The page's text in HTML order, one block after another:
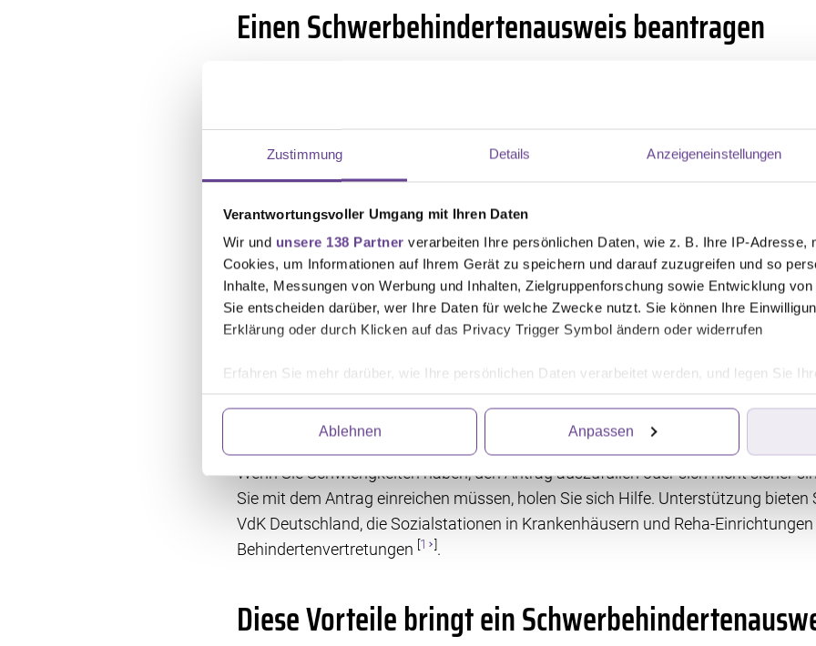
Zustimmung Details Anzeigeneinstellungen
Verantwortungsvoller Umgang mit Ihren Daten
Wir und unsere 138 Partner verarbeiten Ihre persönlichen Daten, wie z. B. Ihre IP-Adresse,
Cookies, um Informationen auf Ihrem Gerät zu speichern und darauf zuzugreifen und so
Inhalte, Messungen von Werbung und Inhalten, Zielgruppenforschung sowie Entwicklung
Sie entscheiden darüber, wer Ihre Daten für welche Zwecke nutzt. Sie können Ihre
Erklärung oder durch Klicken auf das Privacy Trigger Symbol ändern oder widerrufen
Erfahren Sie mehr darüber, wie Ihre persönlichen Daten verarbeitet werden, und legen Sie
Wir verwenden Dienste von Drittanbietern, die Informationen im Endgerät eines
abrufen. Anschließend verarbeiten wir die Informationen weiter. Dies alles hilft uns, unsere
und fortlaufend zu verbessern. Für die Speicherung, den Abruf und die Verarbeitung
Einwilligung können Sie mit Wirkung für die Zukunft widerrufen, indem Sie auf das runde Icon
klicken. Weitere Informationen finden Sie in unserer Datenschutzerklärung.
Ablehnen Anpassen
Einen Schwerbehindertenausweis beantragen
Schreiben oder über ein Antragsformular, das Sie bei vielen Versorgungsämtern
Antragsformular nutzen, weil es alle wichtigen Fragen abdeckt, welche die
Wichtig: Nennen Sie nicht nur die Grunderkrankung, also den Krebs, sondern alle
Beeinträchtigungen, die schon länger als sechs Monate bestehen, und
sind zum Beispiel[1 ]:
Chronische Müdigkeit (Fatigue)
Chronische Schmerzen
Seh- und Hörverluste
Depressionen
Wenn Sie Schwierigkeiten haben, den Antrag auszufüllen oder sich nicht sicher
Sie mit dem Antrag einreichen müssen, holen Sie sich Hilfe. Unterstützung bieten
VdK Deutschland, die Sozialstationen in Krankenhäusern und Reha-
Behindertenvertretungen [1 ].
Diese Vorteile bringt ein